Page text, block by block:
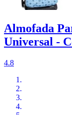
Almofada
Universal -
4.8